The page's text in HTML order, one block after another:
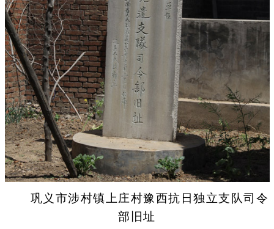
巩义市涉村镇上庄村豫西抗日独立支队司令
部旧址